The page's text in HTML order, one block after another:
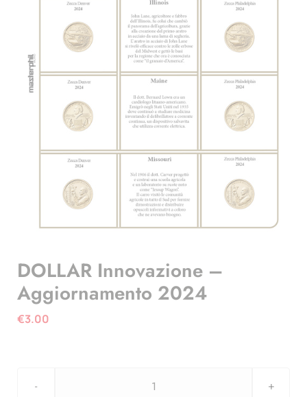
CONTATTI
DOLLAR Innovazione –
Aggiornamento 2024
€3.00